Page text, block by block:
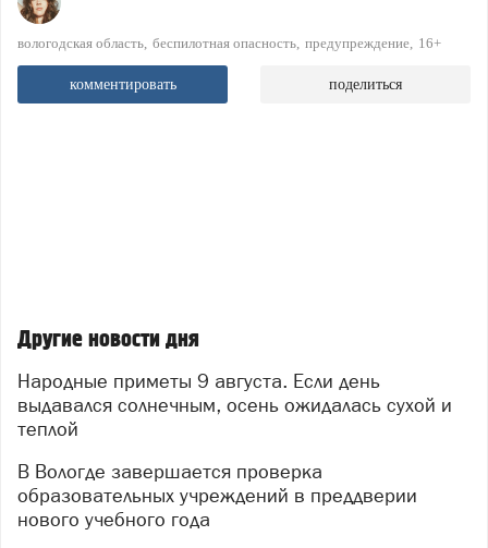
вологодская область беспилотная опасность предупреждение 16+
комментировать поделиться
Другие новости дня
Народные приметы 9 августа. Если день
выдавался солнечным, осень ожидалась сухой и
теплой
В Вологде завершается проверка
образовательных учреждений в преддверии
нового учебного года